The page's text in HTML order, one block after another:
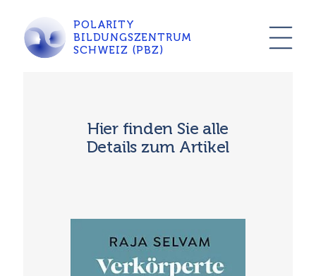
POLARITY
BILDUNGSZENTRUM
SCHWEIZ (PBZ)
Hier finden Sie alle
Details zum Artikel